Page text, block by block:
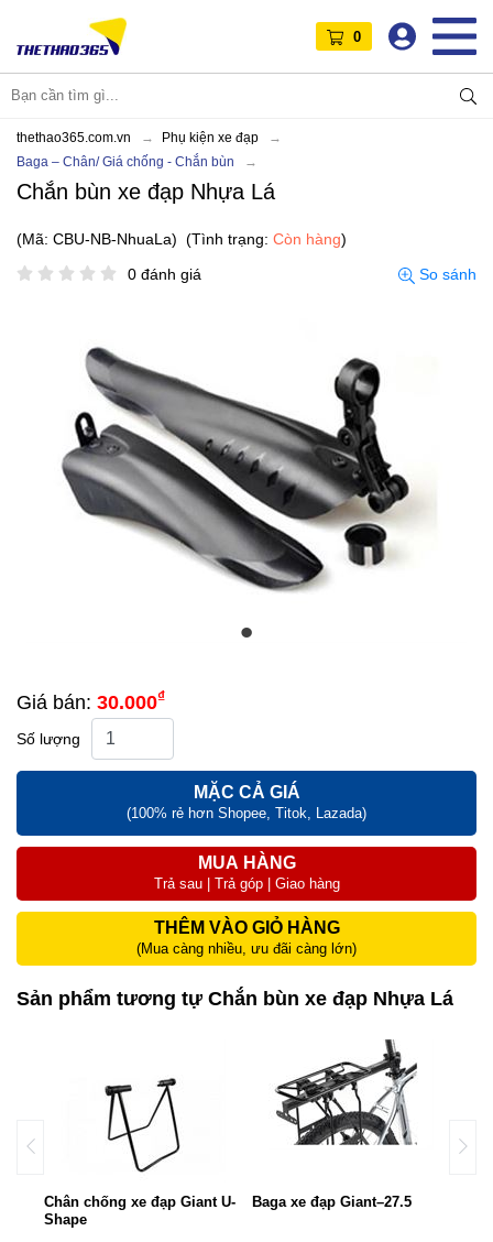
0
thethao365.com.vn
Phụ kiện xe đạp
Baga – Chân/ Giá chống - Chắn bùn
Chắn bùn xe đạp Nhựa Lá
(Mã: CBU-NB-NhuaLa) (Tình trạng: Còn hàng)
0 đánh giá
So sánh
Giá bán: 30.000₫
Số lượng
MẶC CẢ GIÁ
(100% rẻ hơn Shopee, Titok, Lazada)
MUA HÀNG
Trả sau | Trả góp | Giao hàng
THÊM VÀO GIỎ HÀNG
(Mua càng nhiều, ưu đãi càng lớn)
Sản phẩm tương tự Chắn bùn xe đạp Nhựa Lá
Chân chống xe đạp Giant U-
Shape
Baga xe đạp Giant–27.5